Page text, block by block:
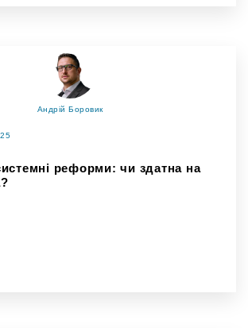
Андрій Боровик
реформи: чи здатна на